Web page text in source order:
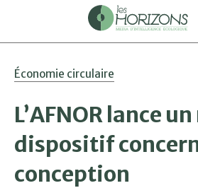
Économie circulaire
L’AFNOR lance
dispositif
conception